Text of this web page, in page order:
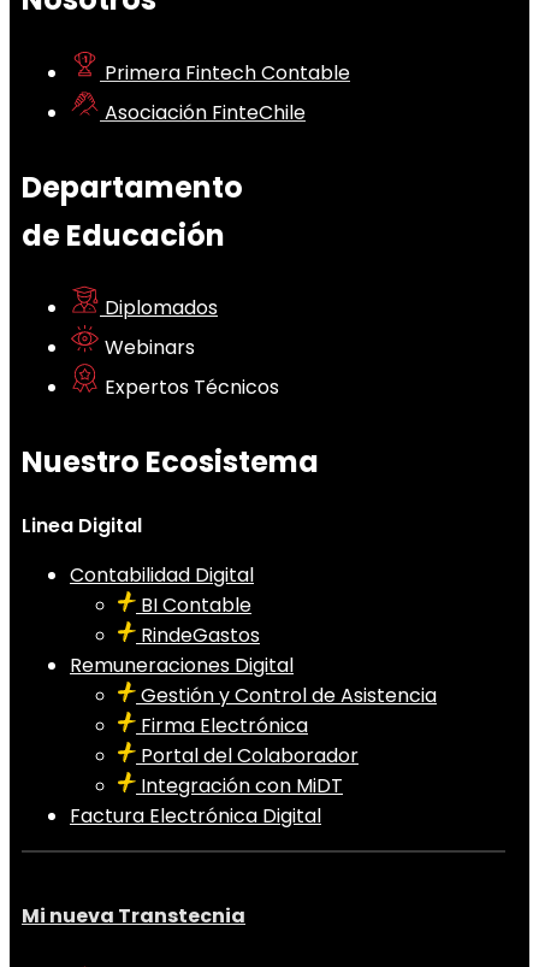
Primera Fintech Contable
Asociación FinteChile
Departamento
de Educación
Diplomados
Webinars
Expertos Técnicos
Nuestro Ecosistema
Linea Digital
Contabilidad Digital
BI Contable
RindeGastos
Remuneraciones Digital
Gestión y Control de Asistencia
Firma Electrónica
Portal del Colaborador
Integración con MiDT
Factura Electrónica Digital
Mi nueva Transtecnia